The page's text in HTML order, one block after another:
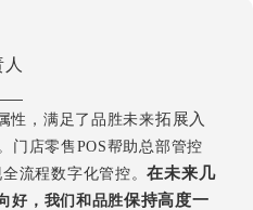
性，满足了品胜未来拓展 入
门店零售POS帮助总部管控
流程数字化管控。在未来几
好，我们和品胜保持高度一